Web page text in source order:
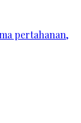
pertahanan,